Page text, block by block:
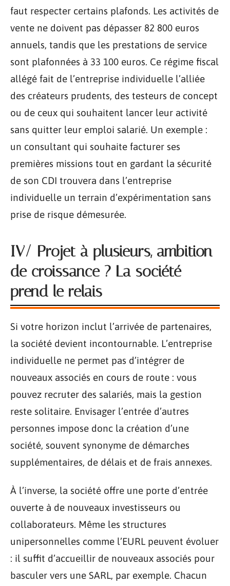
faut respecter certains plafonds. Les activités de
vente ne doivent pas dépasser 82 800 euros
annuels, tandis que les prestations de service
sont plafonnées à 33 100 euros. Ce régime fiscal
allégé fait de l’entreprise individuelle l’alliée
des créateurs prudents, des testeurs de concept
ou de ceux qui souhaitent lancer leur activité
sans quitter leur emploi salarié. Un exemple :
un consultant qui souhaite facturer ses
premières missions tout en gardant la sécurité
de son CDI trouvera dans l’entreprise
individuelle un terrain d’expérimentation sans
prise de risque démesurée.
IV/ Projet à plusieurs, ambition
de croissance ? La société
prend le relais
Si votre horizon inclut l’arrivée de partenaires,
la société devient incontournable. L’entreprise
individuelle ne permet pas d’intégrer de
nouveaux associés en cours de route : vous
pouvez recruter des salariés, mais la gestion
reste solitaire. Envisager l’entrée d’autres
personnes impose donc la création d’une
société, souvent synonyme de démarches
supplémentaires, de délais et de frais annexes.
À l’inverse, la société offre une porte d’entrée
ouverte à de nouveaux investisseurs ou
collaborateurs. Même les structures
unipersonnelles comme l’EURL peuvent évoluer
: il suffit d’accueillir de nouveaux associés pour
basculer vers une SARL, par exemple. Chacun